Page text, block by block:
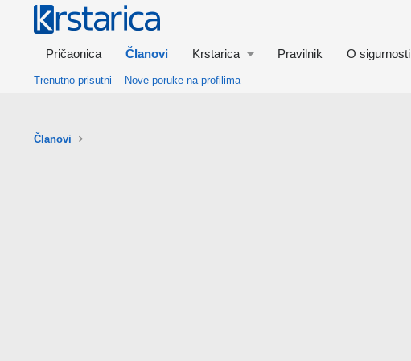
Pričaonica Članovi Krstarica Pravilnik O sigurnosti
Trenutno prisutni Nove poruke na profilima
Članovi